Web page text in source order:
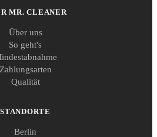
MR. CLEANER
Über uns
So geht's
Zahlungsarten
Qualität
STANDORTE
Berlin